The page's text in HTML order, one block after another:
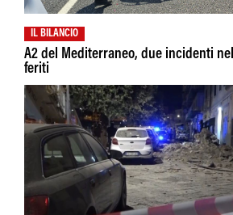
IL BILANCIO
A2 del Mediterraneo, due incidenti
feriti